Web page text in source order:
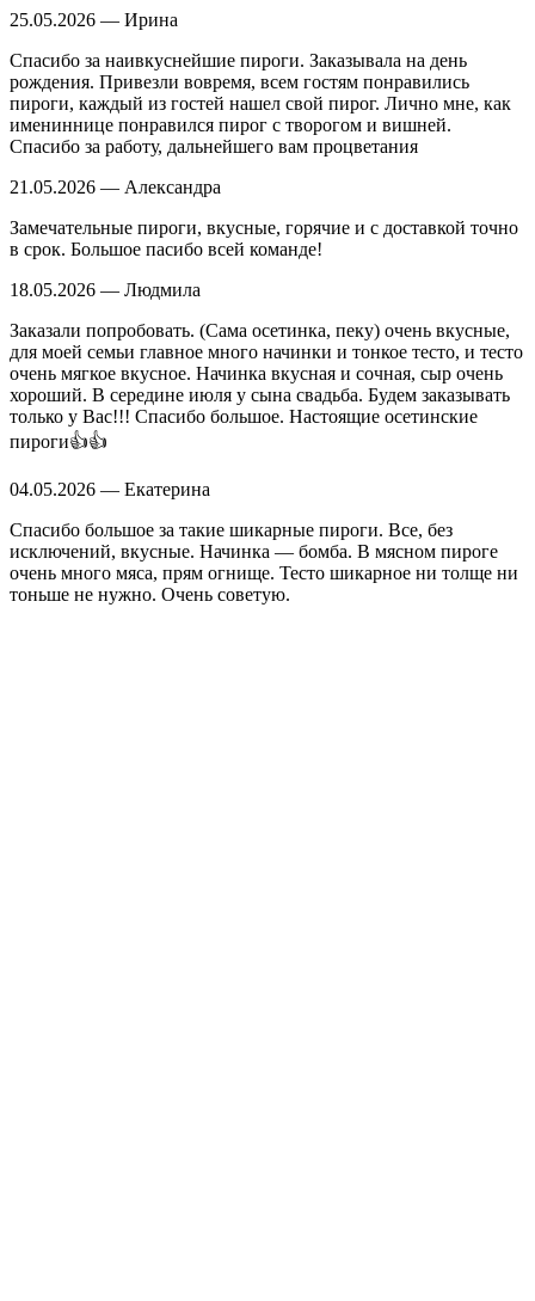
25.05.2026 — Ирина
Спасибо за наивкуснейшие пироги. Заказывала на день
рождения. Привезли вовремя, всем гостям понравились
пироги, каждый из гостей нашел свой пирог. Лично мне, как
имениннице понравился пирог с творогом и вишней.
Спасибо за работу, дальнейшего вам процветания
21.05.2026 — Александра
Замечательные пироги, вкусные, горячие и с доставкой точно
в срок. Большое пасибо всей команде!
18.05.2026 — Людмила
Заказали попробовать. (Сама осетинка, пеку) очень вкусные,
для моей семьи главное много начинки и тонкое тесто, и тесто
очень мягкое вкусное. Начинка вкусная и сочная, сыр очень
хороший. В середине июля у сына свадьба. Будем заказывать
только у Вас!!! Спасибо большое. Настоящие осетинские
пироги👍👍
04.05.2026 — Екатерина
Спасибо большое за такие шикарные пироги. Все, без
исключений, вкусные. Начинка — бомба. В мясном пироге
очень много мяса, прям огнище. Тесто шикарное ни толще ни
тоньше не нужно. Очень советую.